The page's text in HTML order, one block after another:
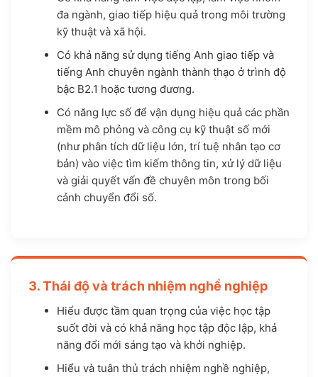
đa ngành, giao tiếp hiệu quả trong môi trường
kỹ thuật và xã hội.
Có khả năng sử dụng tiếng Anh giao tiếp và
tiếng Anh chuyên ngành thành thạo ở trình độ
bậc B2.1 hoặc tương đương.
Có năng lực số để vận dụng hiệu quả các phần
mềm mô phỏng và công cụ kỹ thuật số mới
(như phân tích dữ liệu lớn, trí tuệ nhân tạo cơ
bản) vào việc tìm kiếm thông tin, xử lý dữ liệu
và giải quyết vấn đề chuyên môn trong bối
cảnh chuyển đổi số.
3. Thái độ và trách nhiệm nghề nghiệp
Hiểu được tầm quan trọng của việc học tập
suốt đời và có khả năng học tập độc lập, khả
năng đổi mới sáng tạo và khởi nghiệp.
Hiểu và tuân thủ trách nhiệm nghề nghiệp,